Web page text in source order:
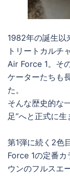
1982年の誕生以
トリートカルチ
Air Force 1。そ
ケーターたちも
た。
そんな歴史的な
足”へと正式に生
第1弾に続く2色
Force 1の定番
ウンのフルスエ